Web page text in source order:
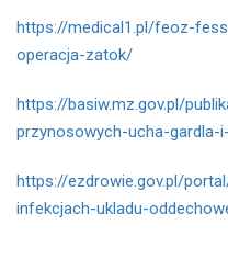
https://medical1.pl/feoz-
operacja-zatok/
https://basiw.mz.gov.pl/
przynosowych-ucha-gardla-
https://ezdrowie.gov.pl/
infekcjach-ukladu-